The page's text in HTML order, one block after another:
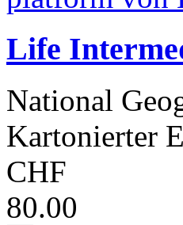
Life
National
Kartonierter
CHF
80.00